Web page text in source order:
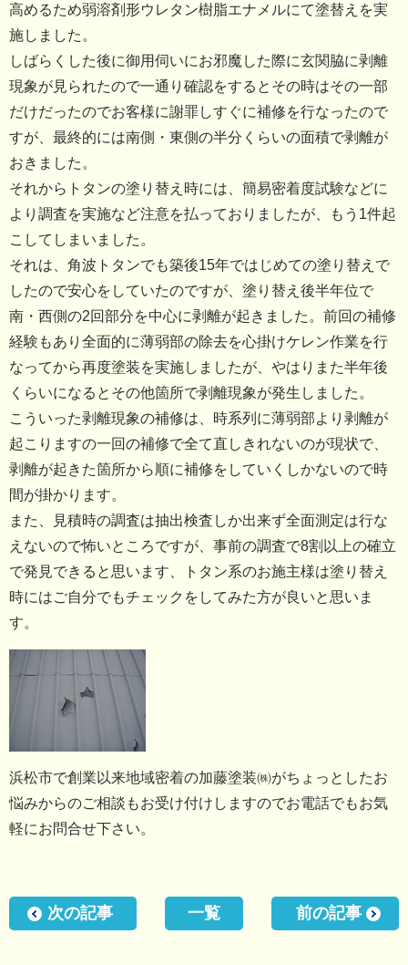
高めるため弱溶剤形ウレタン樹脂エナメルにて塗替えを実
施しました。
しばらくした後に御用伺いにお邪魔した際に玄関脇に剥離
現象が見られたので一通り確認をするとその時はその一部
だけだったのでお客様に謝罪しすぐに補修を行なったので
すが、最終的には南側・東側の半分くらいの面積で剥離が
おきました。
それからトタンの塗り替え時には、簡易密着度試験などに
より調査を実施など注意を払っておりましたが、もう1件起
こしてしまいました。
それは、角波トタンでも築後15年ではじめての塗り替えで
したので安心をしていたのですが、塗り替え後半年位で
南・西側の2回部分を中心に剥離が起きました。前回の補修
経験もあり全面的に薄弱部の除去を心掛けケレン作業を行
なってから再度塗装を実施しましたが、やはりまた半年後
くらいになるとその他箇所で剥離現象が発生しました。
こういった剥離現象の補修は、時系列に薄弱部より剥離が
起こりますの一回の補修で全て直しきれないのが現状で、
剥離が起きた箇所から順に補修をしていくしかないので時
間が掛かります。
また、見積時の調査は抽出検査しか出来ず全面測定は行な
えないので怖いところですが、事前の調査で8割以上の確立
で発見できると思います、トタン系のお施主様は塗り替え
時にはご自分でもチェックをしてみた方が良いと思いま
す。
浜松市で創業以来地域密着の加藤塗装㈱がちょっとしたお
悩みからのご相談もお受け付けしますのでお電話でもお気
軽にお問合せ下さい。
次の記事 一覧 前の記事